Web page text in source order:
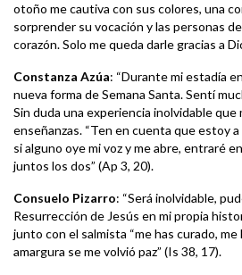
otoño me cautiva con sus colores, una
sorprender su vocación y las personas
corazón. Solo me queda darle gracias a
Constanza Azúa: “Durante mi estadía
nueva forma de Semana Santa. Sentí
Sin duda una experiencia inolvidable que
enseñanzas. “Ten en cuenta que estoy a
si alguno oye mi voz y me abre, entraré
juntos los dos” (Ap 3, 20).
Consuelo Pizarro: “Será inolvidable,
Resurrección de Jesús en mi propia
junto con el salmista “me has curado, me
amargura se me volvió paz” (Is 38, 17).